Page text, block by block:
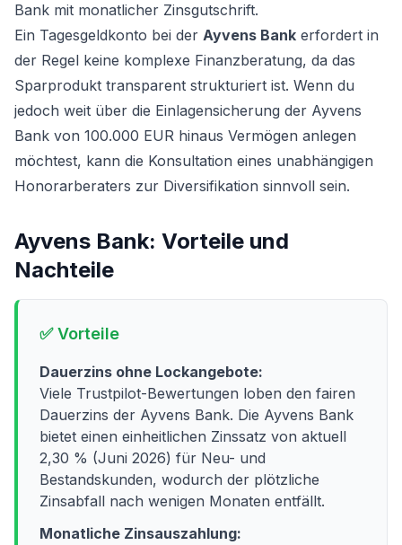
Bank mit monatlicher Zinsgutschrift.
Ein Tagesgeldkonto bei der Ayvens Bank erfordert in
der Regel keine komplexe Finanzberatung, da das
Sparprodukt transparent strukturiert ist. Wenn du
jedoch weit über die Einlagensicherung der Ayvens
Bank von 100.000 EUR hinaus Vermögen anlegen
möchtest, kann die Konsultation eines unabhängigen
Honorarberaters zur Diversifikation sinnvoll sein.
Ayvens Bank: Vorteile und
Nachteile
✅ Vorteile
Dauerzins ohne Lockangebote:
Viele Trustpilot-Bewertungen loben den fairen
Dauerzins der Ayvens Bank. Die Ayvens Bank
bietet einen einheitlichen Zinssatz von aktuell
2,30 % (Juni 2026) für Neu- und
Bestandskunden, wodurch der plötzliche
Zinsabfall nach wenigen Monaten entfällt.
Monatliche Zinsauszahlung: